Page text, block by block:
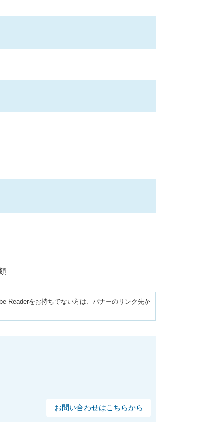
Readerをお持ちでない方は、バナーのリンク先か
お問い合わせはこちらから